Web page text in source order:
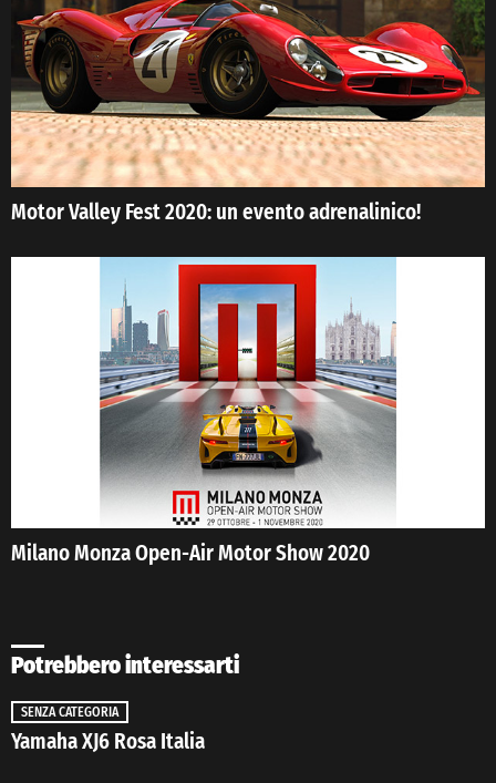
Motor Valley Fest 2020: un evento adrenalinico!
Milano Monza Open-Air Motor Show 2020
Potrebbero interessarti
SENZA CATEGORIA
Yamaha XJ6 Rosa Italia